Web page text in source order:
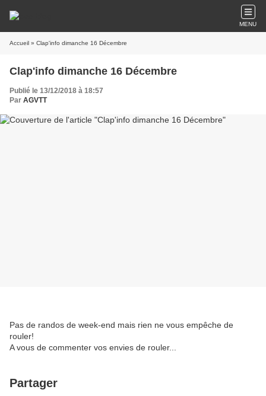
MENU
Accueil » Clap'info dimanche 16 Décembre
Clap'info dimanche 16 Décembre
Publié le 13/12/2018 à 18:57
Par AGVTT
Pas de randos de week-end mais rien ne vous empêche de
rouler!
A vous de commenter vos envies de rouler...
Partager